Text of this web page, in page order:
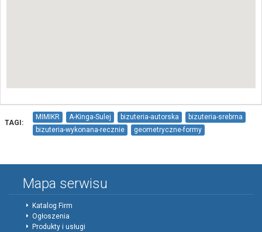
TAGI:
MIMIKR A-Kinga-Sulej bizuteria-autorska
bizuteria-srebrna
bizuteria-wykonana-recznie
geometryczne-formy
Mapa serwisu
Katalog Firm
Ogłoszenia
Produkty i usługi